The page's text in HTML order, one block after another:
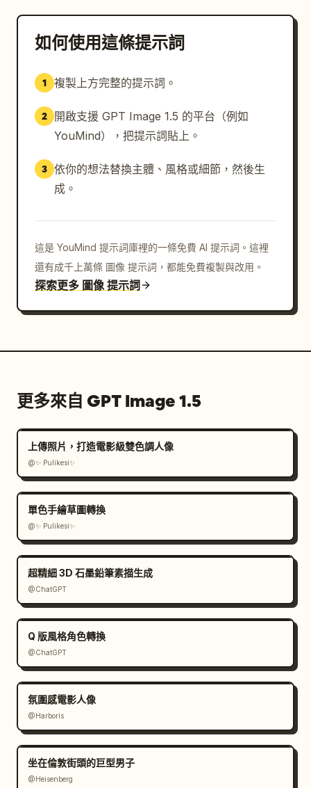
如何使用這條提示詞
1 複製上方完整的提示詞。
2
開啟支援 GPT Image 1.5 的平台（例如
YouMind），把提示詞貼上。
3 依你的想法替換主體、風格或細節，然後生
成。
這是 YouMind 提示詞庫裡的一條免費 AI 提示詞。這裡
還有成千上萬條 圖像 提示詞，都能免費複製與改用。
探索更多 圖像 提示詞
更多來自 GPT Image 1.5
上傳照片，打造電影級雙色調人像
@✨ Pulikesi✨
單色手繪草圖轉換
@✨ Pulikesi✨
超精細 3D 石墨鉛筆素描生成
@ChatGPT
Q 版風格角色轉換
@ChatGPT
氛圍感電影人像
@Harboris
坐在倫敦街頭的巨型男子
@Heisenberg